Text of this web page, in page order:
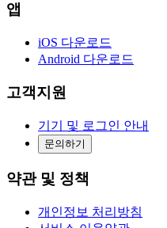
앱
iOS 다운로드
Android 다운로드
고객지원
기기 및 로그인 안내
문의하기
약관 및 정책
개인정보 처리방침